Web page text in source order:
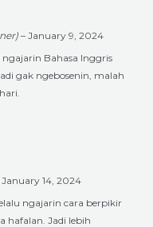
– January 9, 2024
Bahasa Inggris
gak ngebosenin, malah
January 14, 2024
ngajarin cara berpikir
hafalan. Jadi lebih